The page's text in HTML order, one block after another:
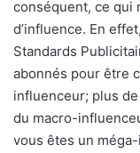
conséquent, ce qui
d’influence. En
Standards
abonnés pour être
influenceur; plus
du macro-
vous êtes un